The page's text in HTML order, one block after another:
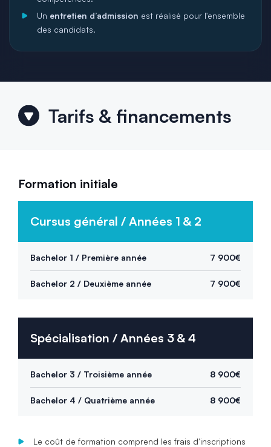
Un entretien d’admission est réalisé pour l'ensemble
des candidats.
Tarifs & financements
Formation initiale
Cursus général / Années 1 & 2
Bachelor 1 / Première année 7 900€
Bachelor 2 / Deuxième année 7 900€
Spécialisation / Années 3 & 4
Bachelor 3 / Troisième année 8 900€
Bachelor 4 / Quatrième année 8 900€
Le coût de formation comprend les frais d’inscriptions